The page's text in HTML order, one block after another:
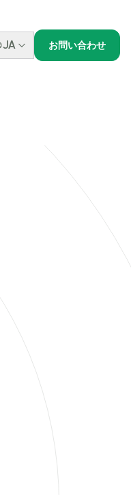
JA お問い合わせ
Specialistや